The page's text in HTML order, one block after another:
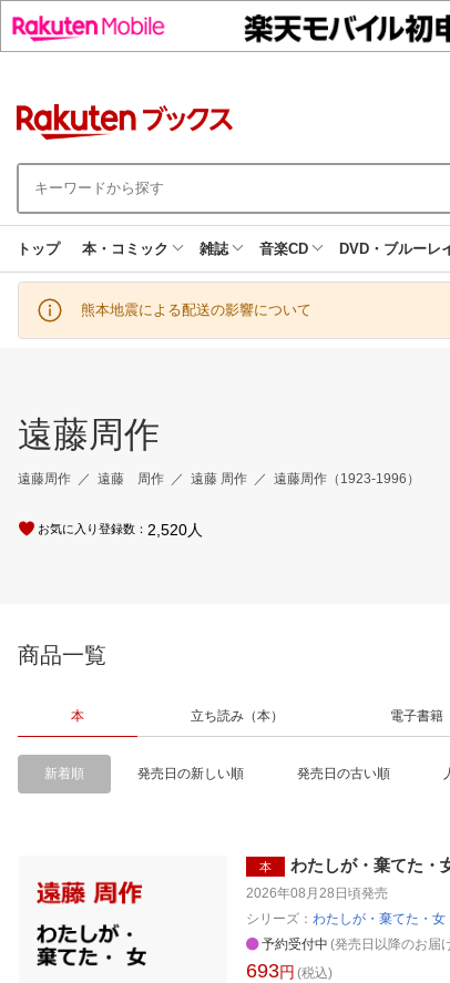
トップ 本・コミック 雑誌 音楽CD DVD・ブルーレ
熊本地震による配送の影響について
遠藤周作
遠藤周作 遠藤 周作 遠藤 周作 遠藤周作（1923-1996）
お気に入り登録数： 2,520人
商品一覧
本 立ち読み（本） 電子書籍
新着順 発売日の新しい順 発売日の古い順
本 わたしが・棄てた・
2026年08月28日頃発売
シリーズ： わたしが・棄てた・女
予約受付中 (発売日以降のお届
693円 (税込)